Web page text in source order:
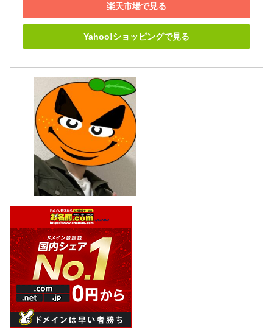
楽天市場で見る
Yahoo!ショッピングで見る